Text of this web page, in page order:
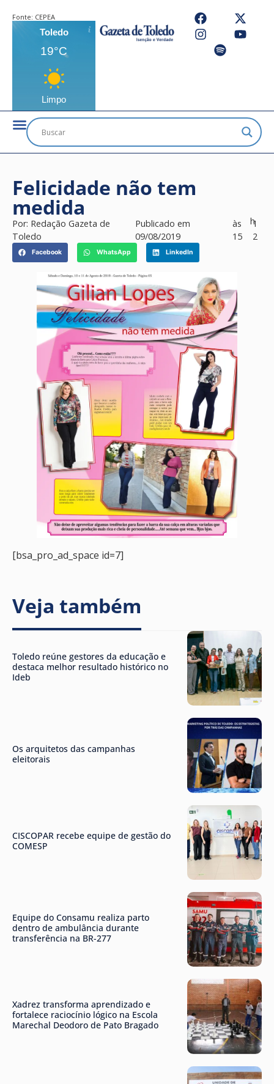
Fonte: CEPEA
Toledo
19°C
Limpo
Felicidade não tem
medida
Por: Redação Gazeta de
Toledo
Publicado em
09/08/2019
às
15
h1
2
Facebook WhatsApp LinkedIn
[bsa_pro_ad_space id=7]
Veja também
Toledo reúne gestores da educação e
destaca melhor resultado histórico no
Ideb
Os arquitetos das campanhas
eleitorais
CISCOPAR recebe equipe de gestão do
COMESP
Equipe do Consamu realiza parto
dentro de ambulância durante
transferência na BR-277
Xadrez transforma aprendizado e
fortalece raciocínio lógico na Escola
Marechal Deodoro de Pato Bragado